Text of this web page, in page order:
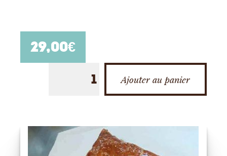
29,00€
Ajouter au panier